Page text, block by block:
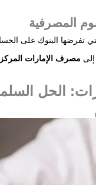
المصرفية
تفرضها البنوك على
مصرف الإمارات
الحل